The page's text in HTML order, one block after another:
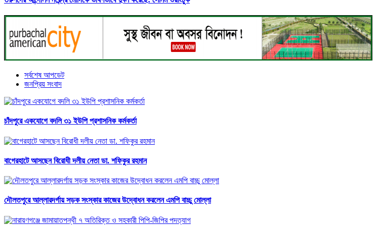
সর্বশেষ আপডেট
জনপ্রিয় সংবাদ
চাঁদপুরে একযোগে বদলি ৩১ ইউপি প্রশাসনিক কর্মকর্তা
বাগেরহাটে আসছেন বিরোধী দলীয় নেতা ডা. শফিকুর রহমান
দৌলতপুরে আল্লারদর্গায় সড়ক সংস্কার কাজের উদ্বোধন করলেন এমপি বাচ্চু মোল্লা